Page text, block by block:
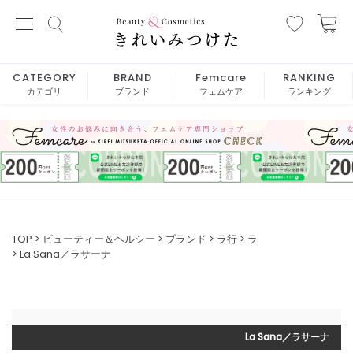
CATEGORY
カテゴリ
BRAND
ブランド
Femcare
フェムケア
RANKING
ランキング
TOP ビューティー＆ヘルシー ブランド ラ行
ラ
La Sana／ラサーナ
La Sana／ラサーナ